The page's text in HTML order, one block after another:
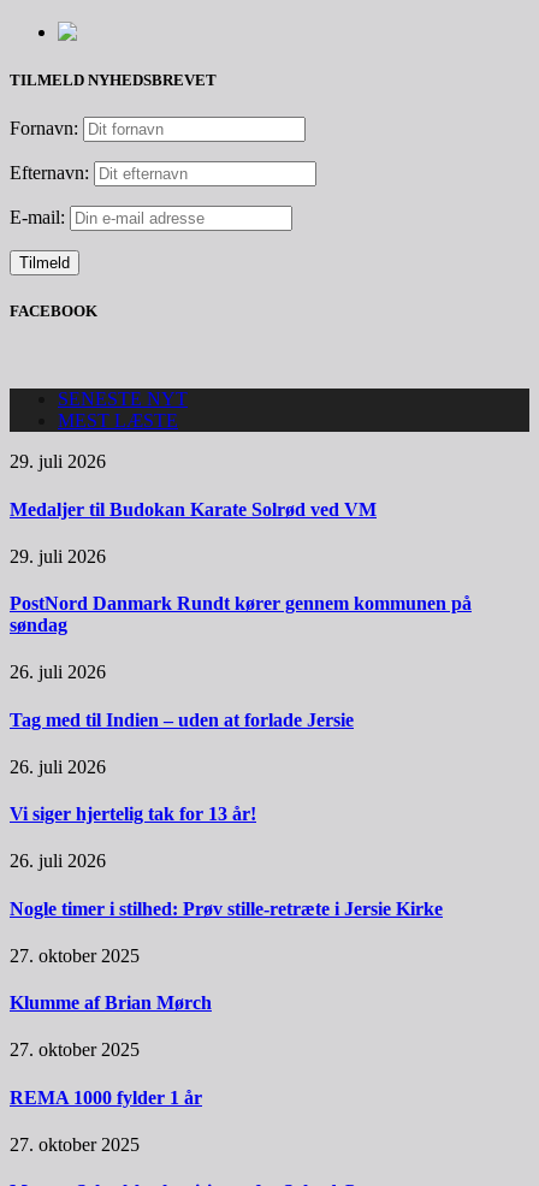
TILMELD NYHEDSBREVET
Fornavn:
Efternavn:
E-mail:
FACEBOOK
SENESTE NYT
MEST LÆSTE
29. juli 2026
Medaljer til Budokan Karate Solrød ved VM
29. juli 2026
PostNord Danmark Rundt kører gennem kommunen på
søndag
26. juli 2026
Tag med til Indien – uden at forlade Jersie
26. juli 2026
Vi siger hjertelig tak for 13 år!
26. juli 2026
Nogle timer i stilhed: Prøv stille-retræte i Jersie Kirke
27. oktober 2025
Klumme af Brian Mørch
27. oktober 2025
REMA 1000 fylder 1 år
27. oktober 2025